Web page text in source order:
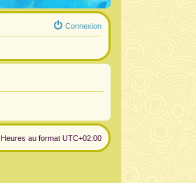
Connexion
Heures au format UTC+02:00